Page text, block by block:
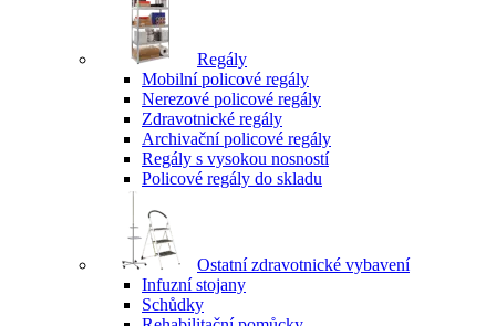
Regály
Mobilní policové regály
Nerezové policové regály
Zdravotnické regály
Archivační policové regály
Regály s vysokou nosností
Policové regály do skladu
Ostatní zdravotnické vybavení
Infuzní stojany
Schůdky